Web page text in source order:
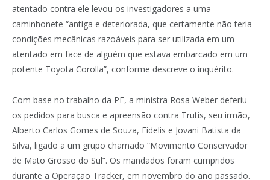
atentado contra ele levou os investigadores a uma
caminhonete “antiga e deteriorada, que certamente não teria
condições mecânicas razoáveis para ser utilizada em um
atentado em face de alguém que estava embarcado em um
potente Toyota Corolla”, conforme descreve o inquérito.
Com base no trabalho da PF, a ministra Rosa Weber deferiu
os pedidos para busca e apreensão contra Trutis, seu irmão,
Alberto Carlos Gomes de Souza, Fidelis e Jovani Batista da
Silva, ligado a um grupo chamado “Movimento Conservador
de Mato Grosso do Sul”. Os mandados foram cumpridos
durante a Operação Tracker, em novembro do ano passado.